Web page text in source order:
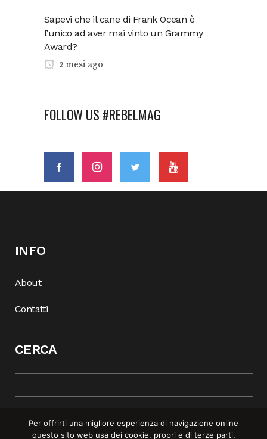
Sapevi che il cane di Frank Ocean è
l’unico ad aver mai vinto un Grammy
Award?
2 mesi ago
FOLLOW US #REBELMAG
INFO
About
Contatti
CERCA
Per offrirti una migliore esperienza di navigazione online
questo sito web usa dei cookie, propri e di terze parti.